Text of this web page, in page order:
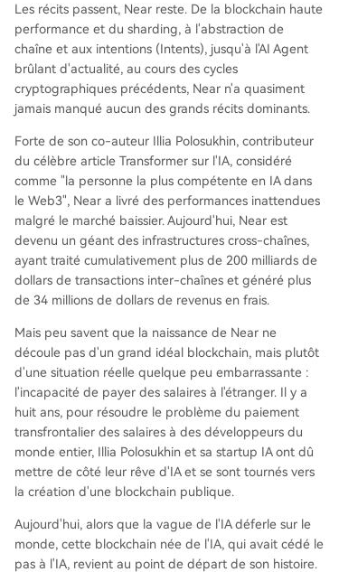
écanisme permet aux utilisateurs (ou aux agents
IA) d'exprimer simplement leur intention de tran
saction (ex: échanger du BTC contre de l'ETH su
r une autre chaîne), tandis qu'un réseau de "solv
eurs" calcule et exécute le meilleur parcours. Cet
te innovation a généré plus de 200 milliards de
dollars de volume transfrontalier et plus de 33 m
illions de dollars de frais. Parallèlement, Near a in
troduit des "Intentions Confidentielles" pour les
échanges privés, répondant à la demande croiss
ante de confidentialité en DeFi. Ces transactions,
qui masquent les montants et les directions ava
nt règlement, représentent déjà plus de 40% du
volume récent sur le réseau, attirant les gros inv
estisseurs mais soulevant aussi des questions po
racines liées à l'IA, en combinant abstraction des
chaînes, intents et confidentialité pour se positio
nner dans l'économie des agents intelligents et c
onstruire un nouvel écosystème...
Les récits passent, Near reste. De la blockchain haute
performance et du sharding, à l'abstraction de
chaîne et aux intentions (Intents), jusqu'à l'AI Agent
brûlant d'actualité, au cours des cycles
cryptographiques précédents, Near n'a quasiment
jamais manqué aucun des grands récits dominants.
Forte de son co-auteur Illia Polosukhin, contributeur
du célèbre article Transformer sur l'IA, considéré
comme "la personne la plus compétente en IA dans
le Web3", Near a livré des performances inattendues
malgré le marché baissier. Aujourd'hui, Near est
devenu un géant des infrastructures cross-chaînes,
ayant traité cumulativement plus de 200 milliards de
dollars de transactions inter-chaînes et généré plus
de 34 millions de dollars de revenus en frais.
Mais peu savent que la naissance de Near ne
découle pas d'un grand idéal blockchain, mais plutôt
d'une situation réelle quelque peu embarrassante :
l'incapacité de payer des salaires à l'étranger. Il y a
huit ans, pour résoudre le problème du paiement
transfrontalier des salaires à des développeurs du
monde entier, Illia Polosukhin et sa startup IA ont dû
mettre de côté leur rêve d'IA et se sont tournés vers
la création d'une blockchain publique.
Aujourd'hui, alors que la vague de l'IA déferle sur le
monde, cette blockchain née de l'IA, qui avait cédé le
pas à l'IA, revient au point de départ de son histoire.